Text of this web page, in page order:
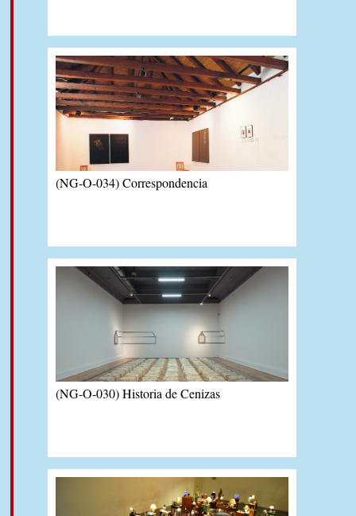
En estelinkpuedes acceder a las audio
descripción de la exposición
(NG-O-034) Correspondencia
(NG-O-030) Historia de Cenizas